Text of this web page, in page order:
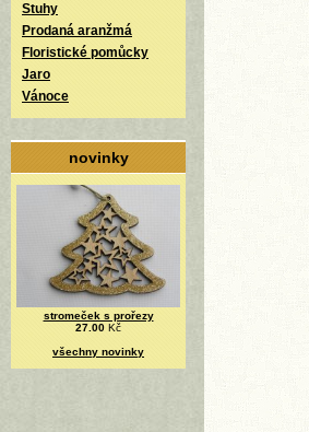
Stuhy
Prodaná aranžmá
Floristické pomůcky
Jaro
Vánoce
novinky
stromeček s prořezy
27.00 Kč
všechny novinky